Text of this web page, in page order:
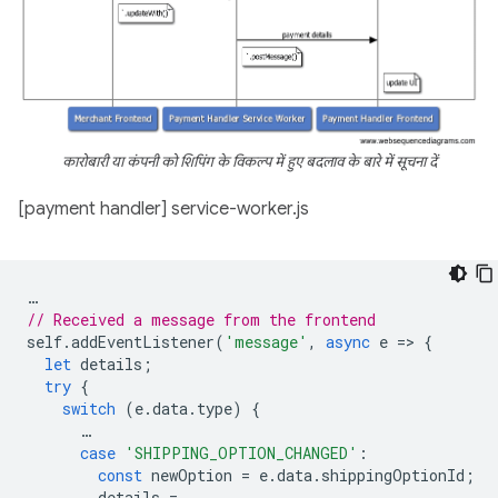
कारोबारी या कंपनी को शिपिंग के विकल्प में हुए बदलाव के बारे में सूचना दें
[payment handler] service-worker.js
…
// Received a message from the frontend
self.addEventListener( 'message' , async e => {
let details ;
try {
switch (e.data. type)
{
…
case 'SHIPPING_OPTION_CHANGED' :
const newOption = e.data. shippingOptionId ;